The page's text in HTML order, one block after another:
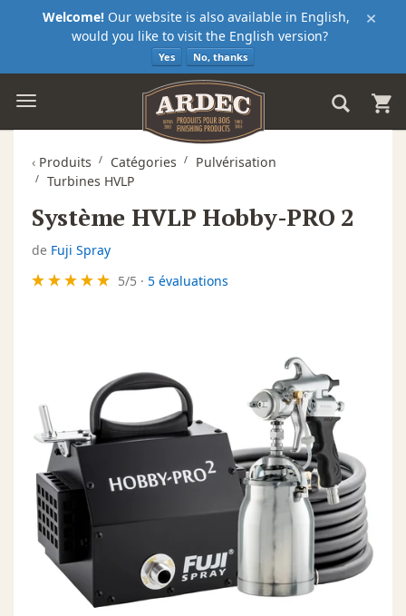
×
Welcome! Our website is also available in English,
would you like to visit the English version?
Yes No, thanks
‹ Produits Catégories
Pulvérisation
Turbines HVLP
Système HVLP Hobby-PRO 2
de Fuji Spray
5/5 · 5 évaluations